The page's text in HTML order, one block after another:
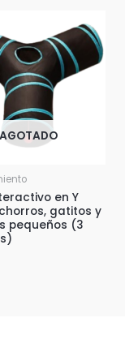
AGOTADO
en Y
gatitos y
pequeños (3